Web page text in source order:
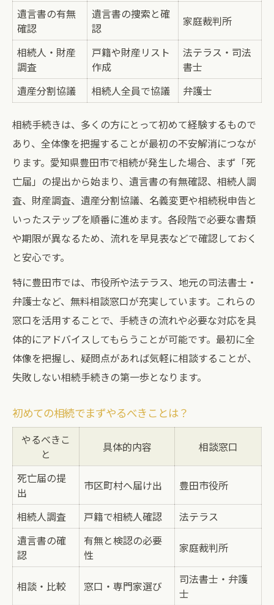
遺言書の有無
確認
遺言書の捜索と確
認
家庭裁判所
相続人・財産
調査
戸籍や財産リスト
作成
法テラス・司法
書士
遺産分割協議
相続人全員で協議 弁護士
相続手続きは、多くの方にとって初めて経験するもので
あり、全体像を把握することが最初の不安解消につなが
ります。愛知県豊田市で相続が発生した場合、まず「死
亡届」の提出から始まり、遺言書の有無確認、相続人調
査、財産調査、遺産分割協議、名義変更や相続税申告と
いったステップを順番に進めます。各段階で必要な書類
や期限が異なるため、流れを早見表などで確認しておく
と安心です。
特に豊田市では、市役所や法テラス、地元の司法書士・
弁護士など、無料相談窓口が充実しています。これらの
窓口を活用することで、手続きの流れや必要な対応を具
体的にアドバイスしてもらうことが可能です。最初に全
体像を把握し、疑問点があれば気軽に相談することが、
失敗しない相続手続きの第一歩となります。
初めての相続でまずやるべきことは？
やるべきこ
と
具体的内容 相談窓口
死亡届の提
出
市区町村へ届け出 豊田市役所
相続人調査 戸籍で相続人確認
法テラス
遺言書の確
認
有無と検認の必要
性
家庭裁判所
相談・比較 窓口・専門家選び
司法書士・弁護
士